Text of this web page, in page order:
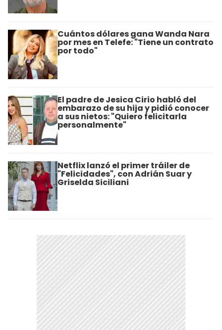
Cuántos dólares gana Wanda Nara
por mes en Telefe: "Tiene un contrato
por todo"
El padre de Jesica Cirio habló del
embarazo de su hija y pidió conocer
a sus nietos: "Quiero felicitarla
personalmente"
Netflix lanzó el primer tráiler de
"Felicidades", con Adrián Suar y
Griselda Siciliani